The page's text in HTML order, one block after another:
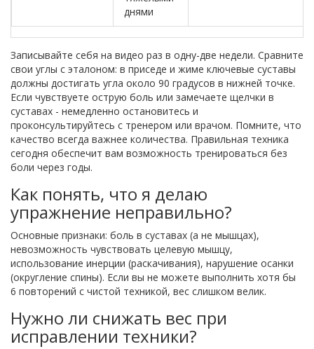
днями
Записывайте себя на видео раз в одну-две недели. Сравните
свои углы с эталоном: в приседе и жиме ключевые суставы
должны достигать угла около 90 градусов в нижней точке.
Если чувствуете острую боль или замечаете щелчки в
суставах - немедленно остановитесь и
проконсультируйтесь с тренером или врачом. Помните, что
качество всегда важнее количества. Правильная техника
сегодня обеспечит вам возможность тренироваться без
боли через годы.
Как понять, что я делаю
упражнение неправильно?
Основные признаки: боль в суставах (а не мышцах),
невозможность чувствовать целевую мышцу,
использование инерции (раскачивания), нарушение осанки
(округление спины). Если вы не можете выполнить хотя бы
6 повторений с чистой техникой, вес слишком велик.
Нужно ли снижать вес при
исправлении техники?